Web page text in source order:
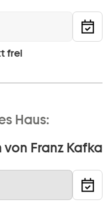
frei
Haus:
Franz Kafka